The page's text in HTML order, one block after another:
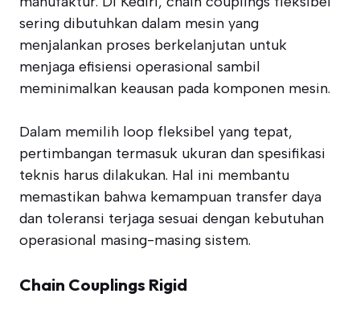
sering dibutuhkan dalam mesin yang
menjalankan proses berkelanjutan untuk
menjaga efisiensi operasional sambil
meminimalkan keausan pada komponen mesin.
Dalam memilih loop fleksibel yang tepat,
pertimbangan termasuk ukuran dan spesifikasi
teknis harus dilakukan. Hal ini membantu
memastikan bahwa kemampuan transfer daya
dan toleransi terjaga sesuai dengan kebutuhan
operasional masing-masing sistem.
Chain Couplings Rigid